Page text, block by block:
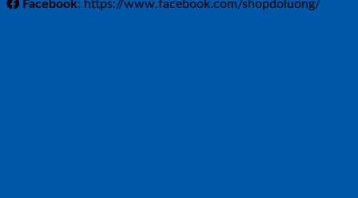
Facebook: https://www.facebook.com/shopdoluong/